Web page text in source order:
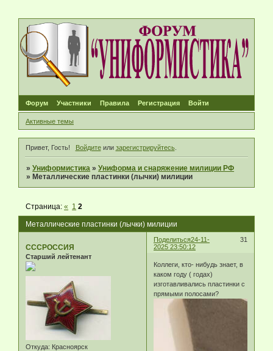
Форум Участники Правила Регистрация Войти
Активные темы
Привет, Гость! Войдитеили зарегистрируйтесь.
»Униформистика »Униформа и снаряжение милиции РФ
» Металлические пластинки (лычки) милиции
Металлические пластинки (лычки) милиции
Страница:« 1 2
Поделиться 31
24-11-
2025 23:50:12
СССРОССИЯ
Старший лейтенант
Откуда: Красноярск
Коллеги, кто- нибудь знает, в
каком году ( годах)
изготавливались пластинки с
прямыми полосами?